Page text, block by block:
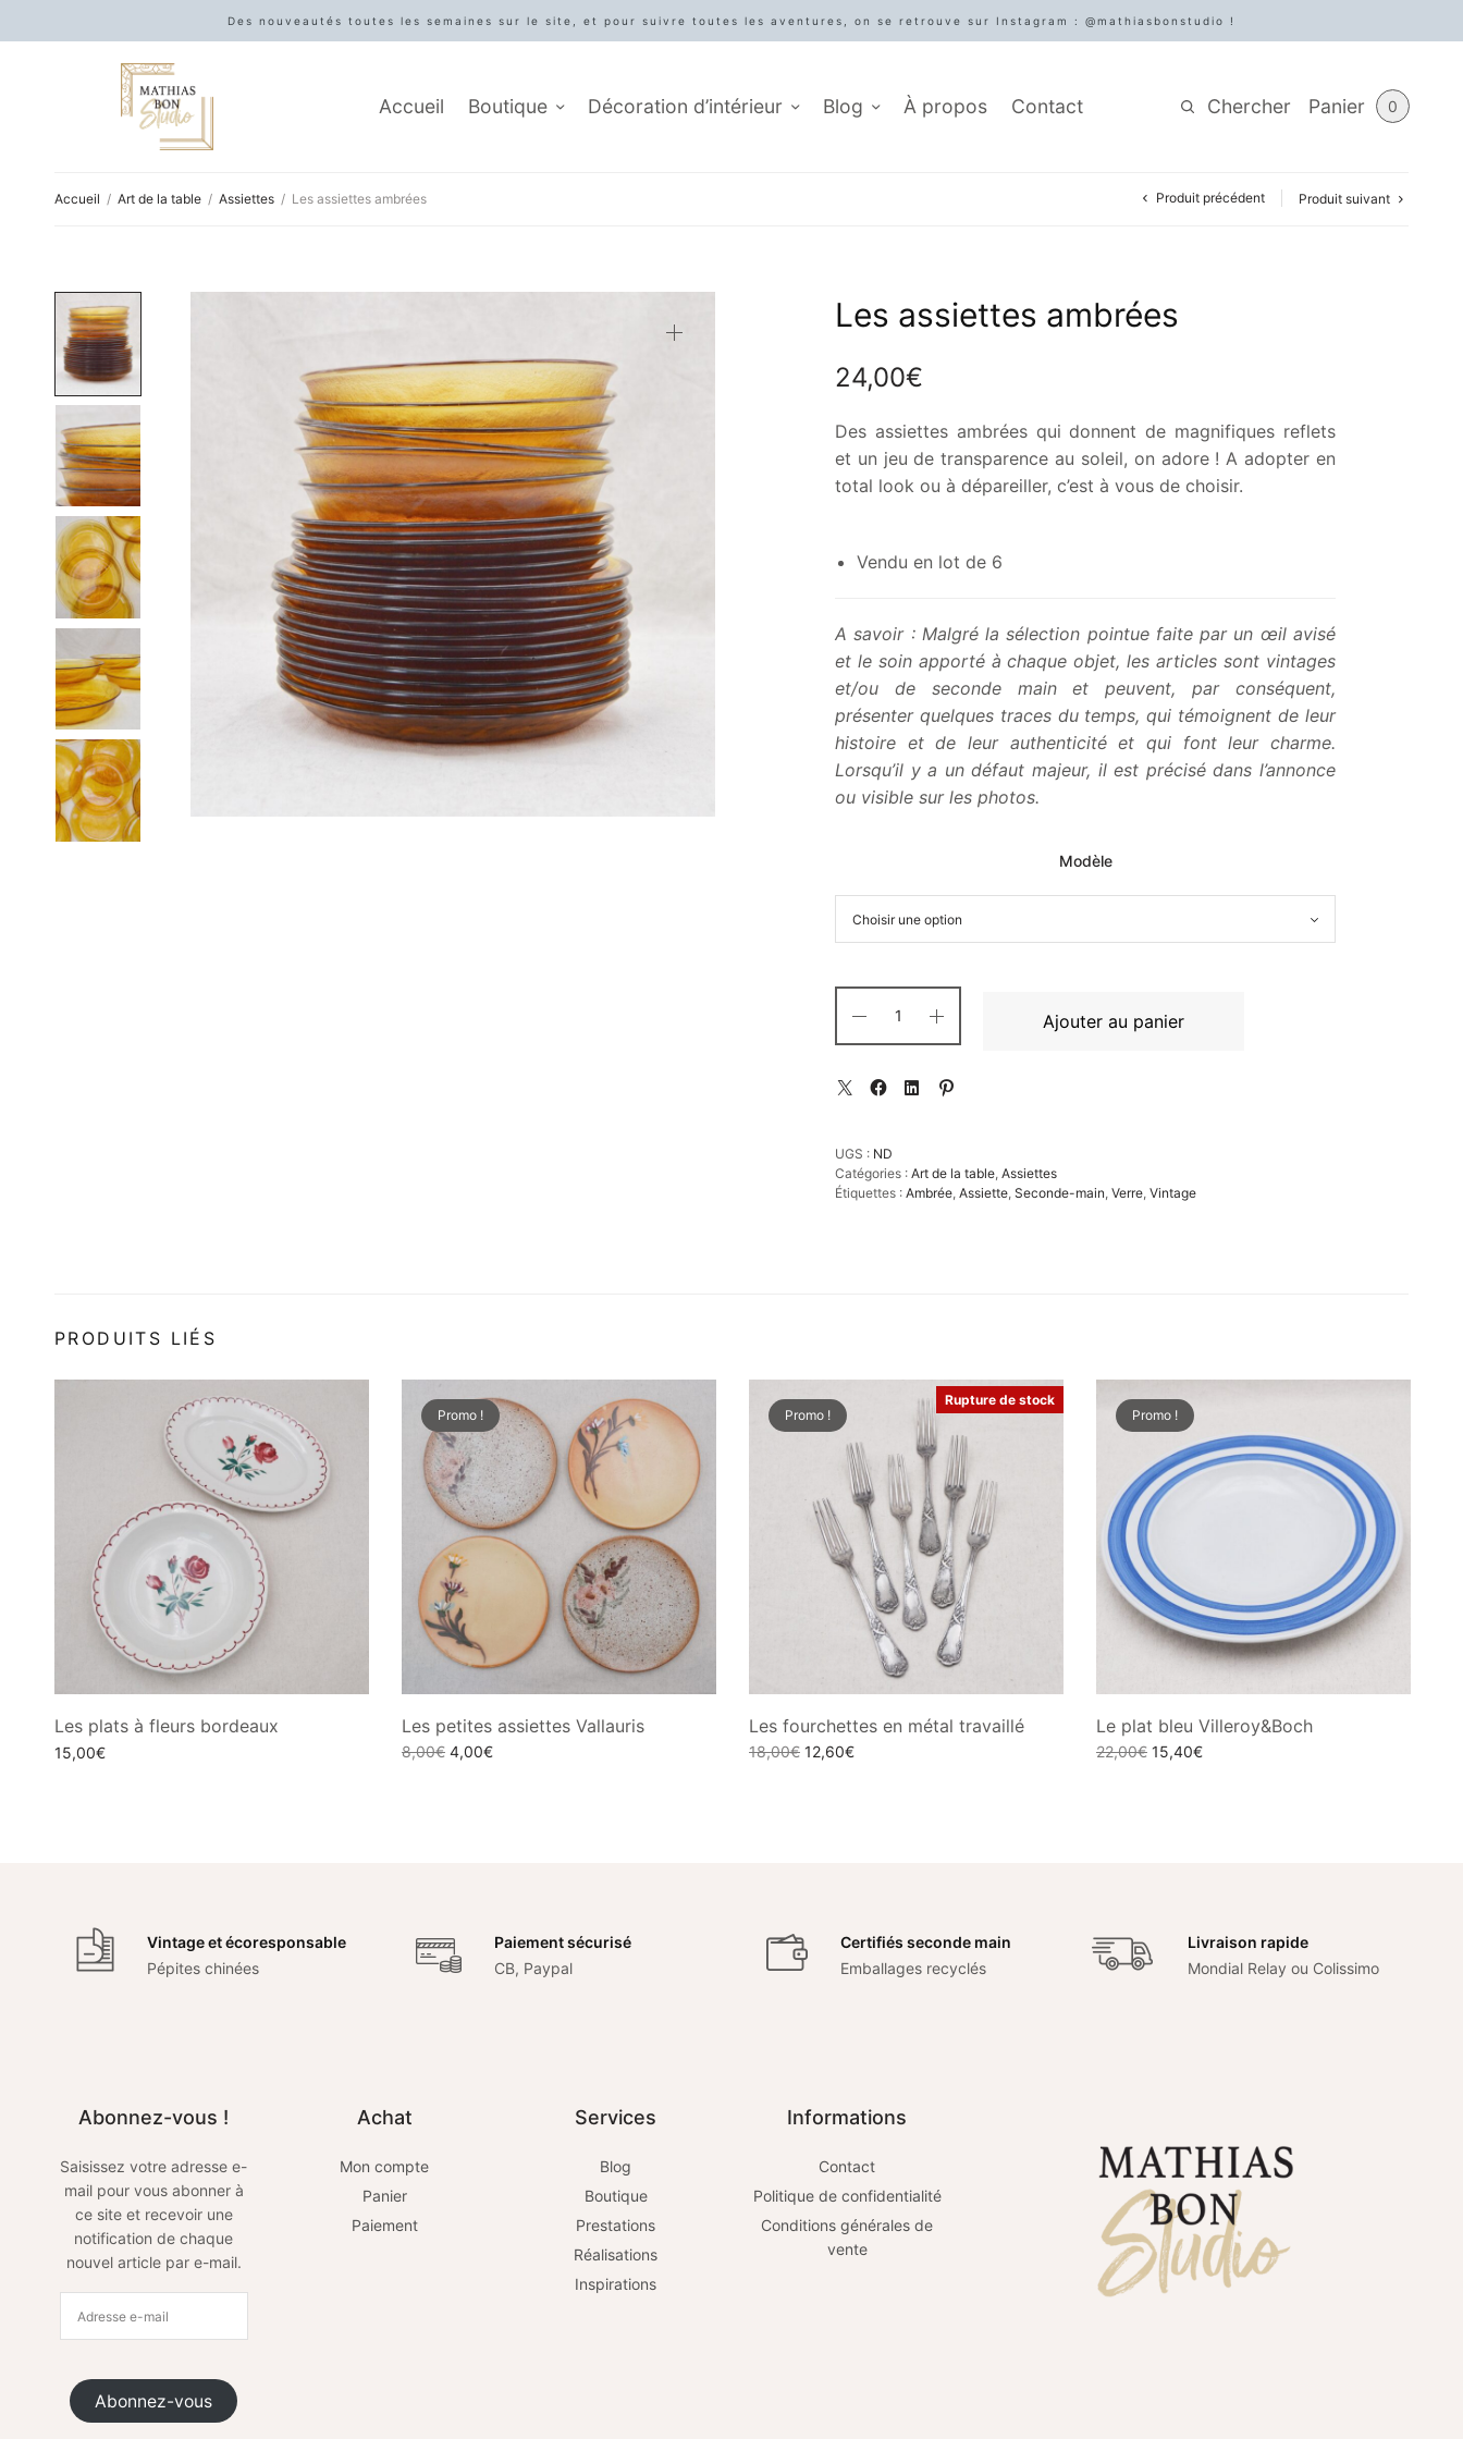
Des nouveautés toutes les semaines sur le site, et pour suivre toutes les aventures, on se retrouve sur Instagram : @mathiasbonstudio !
Accueil Boutique Décoration d’intérieur Blog À propos Contact Chercher Panier 0
Accueil / Art de la table / Assiettes / Les assiettes ambrées Produit précédent Produit suivant
Les assiettes ambrées
24,00€
Des assiettes ambrées qui donnent de magnifiques reflets
et un jeu de transparence au soleil, on adore ! A adopter en
total look ou à dépareiller, c’est à vous de choisir.
Vendu en lot de 6
A savoir : Malgré la sélection pointue faite par un œil avisé
et le soin apporté à chaque objet, les articles sont vintages
et/ou de seconde main et peuvent, par conséquent,
présenter quelques traces du temps, qui témoignent de leur
histoire et de leur authenticité et qui font leur charme.
Lorsqu’il y a un défaut majeur, il est précisé dans l’annonce
ou visible sur les photos.
Modèle
Ajouter au panier
UGS : ND
Catégories : Art de la table, Assiettes
Étiquettes : Ambrée, Assiette, Seconde-main, Verre, Vintage
PRODUITS LIÉS
Les plats à fleurs bordeaux
15,00€
Promo !
Les petites assiettes Vallauris
8,00€ Le
4,00€Le
Promo !
Les fourchettes en métal travaillé
Rupture de stock
18,00€ Le prix
12,60€Le prix
Promo !
Le plat bleu Villeroy&Boch
22,00€ Le prix
15,40€Le prix
Vintage et écoresponsable
Pépites chinées
Paiement sécurisé
CB, Paypal
Certifiés seconde main
Emballages recyclés
Livraison rapide
Mondial Relay ou Colissimo
Abonnez-vous !
Saisissez votre adresse e-
mail pour vous abonner à
ce site et recevoir une
notification de chaque
nouvel article par e-mail.
Abonnez-vous
Achat
Mon compte
Panier
Paiement
Services
Blog
Boutique
Prestations
Réalisations
Inspirations
Informations
Contact
Politique de confidentialité
Conditions générales de
vente